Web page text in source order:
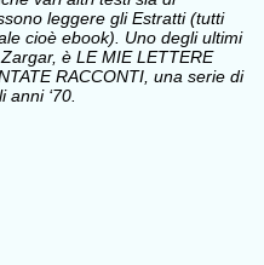
leggere gli Estratti (tutti
cioè ebook). Uno degli ultimi
è LE MIE LETTERE
RACCONTI, una serie di
‘70.